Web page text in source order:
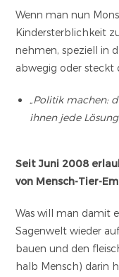
Wenn man nun
Kindersterblichkeit
nehmen, speziell in
abwegig oder steckt
„Politik machen:
ihnen jede
Seit Juni 2008
von Mensch-Tier-
Was will man damit
Sagenwelt wieder
bauen und den
halb Mensch) darin